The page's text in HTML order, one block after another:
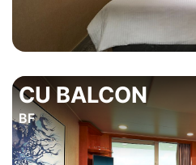
CU BALCON
BF